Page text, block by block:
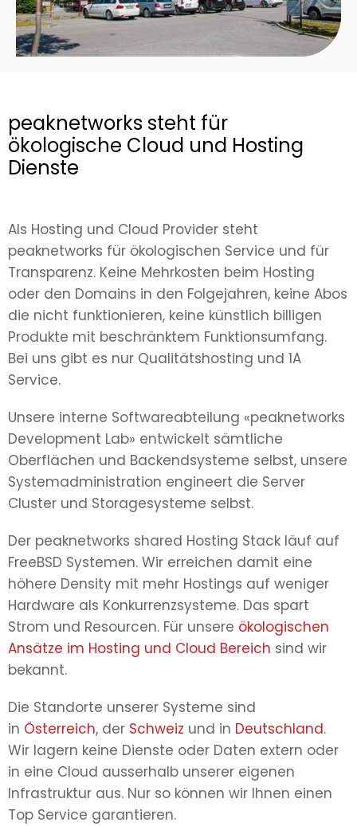
peaknetworks steht für
ökologische Cloud und Hosting
Dienste
Als Hosting und Cloud Provider steht
peaknetworks für ökologischen Service und für
Transparenz. Keine Mehrkosten beim Hosting
oder den Domains in den Folgejahren, keine Abos
die nicht funktionieren, keine künstlich billigen
Produkte mit beschränktem Funktionsumfang.
Bei uns gibt es nur Qualitätshosting und 1A
Service.
Unsere interne Softwareabteilung «peaknetworks
Development Lab» entwickelt sämtliche
Oberflächen und Backendsysteme selbst, unsere
Systemadministration engineert die Server
Cluster und Storagesysteme selbst.
Der peaknetworks shared Hosting Stack läuf auf
FreeBSD Systemen. Wir erreichen damit eine
höhere Density mit mehr Hostings auf weniger
Hardware als Konkurrenzsysteme. Das spart
Strom und Resourcen. Für unsere ökologischen
Ansätze im Hosting und Cloud Bereich sind wir
bekannt.
Die Standorte unserer Systeme sind
in Österreich, der Schweiz und in Deutschland.
Wir lagern keine Dienste oder Daten extern oder
in eine Cloud ausserhalb unserer eigenen
Infrastruktur aus. Nur so können wir Ihnen einen
Top Service garantieren.